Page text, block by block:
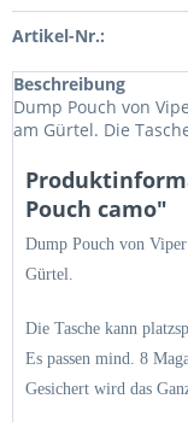
Artikel-Nr.:
Beschreibung
Dump Pouch von
am Gürtel. Die
Pouch camo"
Dump Pouch von
Gürtel.
Die Tasche kann
Es passen mind. 8
Gesichert wird das